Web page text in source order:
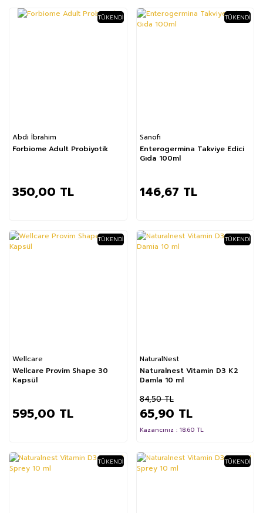
TÜKENDI
Abdi İbrahim
Forbiome Adult Probiyotik
350,00 TL
TÜKENDI
Sanofi
Enterogermina Takviye Edici
Gıda 100ml
146,67 TL
TÜKENDI
Wellcare
Wellcare Provim Shape 30
Kapsül
595,00 TL
%22 TÜKENDI
NaturalNest
Naturalnest Vitamin D3 K2
Damla 10 ml
65,90 TL
84,50 TL
Kazancınız : 18.60 TL
TÜKENDI TÜKENDI